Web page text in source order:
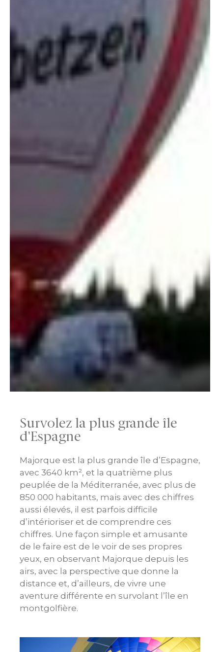
Survolez la plus grande île
d'Espagne
Majorque est la plus grande île d’Espagne,
avec 3640 km², et la quatrième plus
peuplée de la Méditerranée, avec plus de
850 000 habitants, mais avec des chiffres
aussi élevés, il est parfois difficile
d’intérioriser et de comprendre ces
chiffres. Une façon simple et amusante
de le faire est de le voir de ses propres
yeux, en observant Majorque depuis les
airs, avec la perspective que donne la
distance et, d’ailleurs, de vivre une
aventure différente en survolant l’île en
montgolfière.